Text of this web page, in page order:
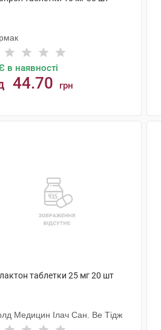
в наявності
44.70 грн
таблетки 25 мг 20 шт
Медицин Ілач Сан. Ве Тідж